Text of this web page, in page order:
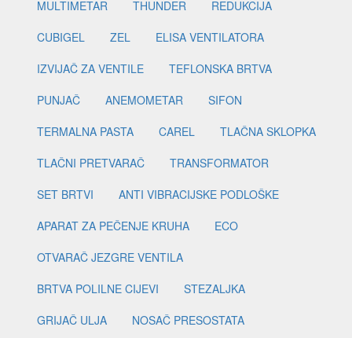
MULTIMETAR
THUNDER
REDUKCIJA
CUBIGEL
ZEL
ELISA VENTILATORA
IZVIJAČ ZA VENTILE
TEFLONSKA BRTVA
PUNJAČ
ANEMOMETAR
SIFON
TERMALNA PASTA
CAREL
TLAČNA SKLOPKA
TLAČNI PRETVARAČ
TRANSFORMATOR
SET BRTVI
ANTI VIBRACIJSKE PODLOŠKE
APARAT ZA PEČENJE KRUHA
ECO
OTVARAČ JEZGRE VENTILA
BRTVA POLILNE CIJEVI
STEZALJKA
GRIJAČ ULJA
NOSAČ PRESOSTATA